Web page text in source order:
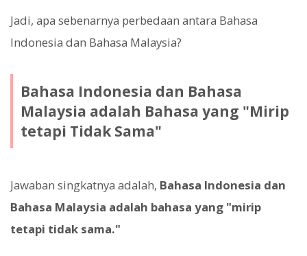
Jadi, apa sebenarnya perbedaan antara Bahasa
Indonesia dan Bahasa Malaysia?
Bahasa Indonesia dan Bahasa
Malaysia adalah Bahasa yang "Mirip
tetapi Tidak Sama"
Jawaban singkatnya adalah, Bahasa Indonesia dan
Bahasa Malaysia adalah bahasa yang "mirip
tetapi tidak sama."